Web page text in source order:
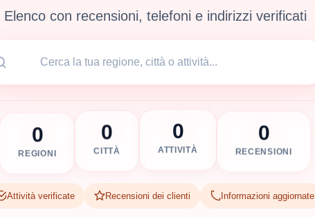
Elenco con recensioni, telefoni e indirizzi verificati
0
REGIONI
0
CITTÀ
0
ATTIVITÀ
0
RECENSIONI
Attività verificate Recensioni dei clienti Informazioni aggiornate